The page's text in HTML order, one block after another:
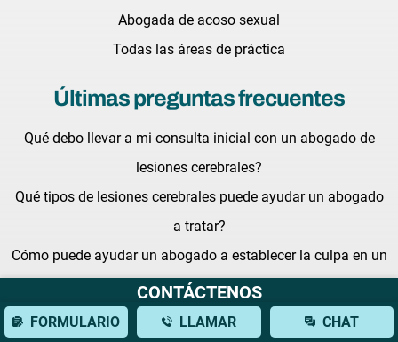
Abogada de acoso sexual
Todas las áreas de práctica
Últimas preguntas frecuentes
Qué debo llevar a mi consulta inicial con un abogado de
lesiones cerebrales?
Qué tipos de lesiones cerebrales puede ayudar un abogado
a tratar?
Cómo puede ayudar un abogado a establecer la culpa en un
accidente de autobús?
Últimas noticias
CONTÁCTENOS
FORMULARIO LLAMAR CHAT